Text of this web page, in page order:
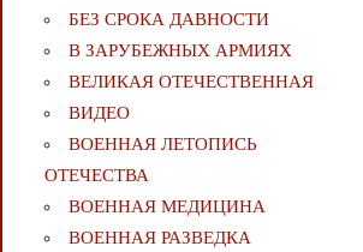
БЕЗ СРОКА ДАВНОСТИ
В ЗАРУБЕЖНЫХ АРМИЯХ
ВЕЛИКАЯ ОТЕЧЕСТВЕННАЯ
ВИДЕО
ВОЕННАЯ ЛЕТОПИСЬ
ОТЕЧЕСТВА
ВОЕННАЯ МЕДИЦИНА
ВОЕННАЯ РАЗВЕДКА